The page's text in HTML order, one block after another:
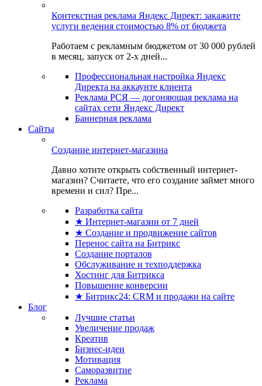
Контекстная реклама Яндекс Директ: закажите
услуги ведения стоимостью 8% от бюджета
Работаем с рекламным бюджетом от 30 000 рублей
в месяц, запуск от 2-х дней...
Профессиональная настройка Яндекс
Директа на аккаунте клиента
Реклама РСЯ — догоняющая реклама на
сайтах сети Яндекс Директ
Баннерная реклама
Сайты
Создание интернет-магазина
Давно хотите открыть собственный интернет-
магазин? Считаете, что его создание займет много
времени и сил? Пре...
Разработка сайта
★ Интернет-магазин от 7 дней
★ Создание и продвижение сайтов
Перенос сайта на Битрикс
Создание порталов
Обслуживание и техподдержка
Хостинг для Битрикса
Повышение конверсии
★ Битрикс24: CRM и продажи на сайте
Блог
Лучшие статьи
Увеличение продаж
Креатив
Бизнес-идеи
Мотивация
Саморазвитие
Реклама